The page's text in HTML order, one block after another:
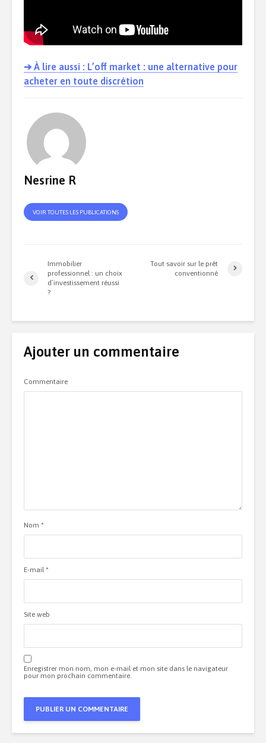
➔ À lire aussi : L’off market : une alternative pour
acheter en toute discrétion
Nesrine R
VOIR TOUTES LES PUBLICATIONS
Immobilier
professionnel : un choix
d’investissement réussi
?
Tout savoir sur le prêt
conventionné
Ajouter un commentaire
Commentaire
Nom *
E-mail*
Site web
Enregistrer mon nom, mon e-mail et mon site dans le navigateur
pour mon prochain commentaire.